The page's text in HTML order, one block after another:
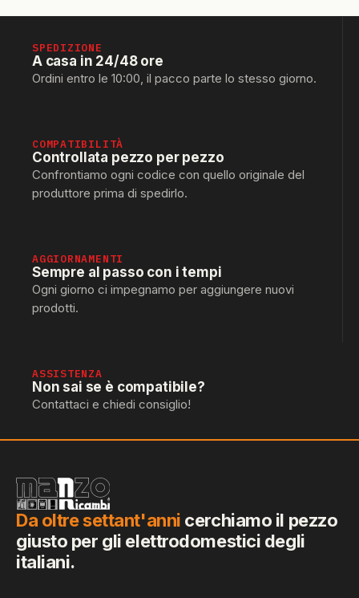
SPEDIZIONE
A casa in 24/48 ore
Ordini entro le 10:00, il pacco parte lo stesso giorno.
COMPATIBILITÀ
Controllata pezzo per pezzo
Confrontiamo ogni codice con quello originale del
produttore prima di spedirlo.
AGGIORNAMENTI
Sempre al passo con i tempi
Ogni giorno ci impegnamo per aggiungere nuovi
prodotti.
ASSISTENZA
Non sai se è compatibile?
Contattaci e chiedi consiglio!
Da oltre settant'anni cerchiamo il pezzo
giusto per gli elettrodomestici degli
italiani.